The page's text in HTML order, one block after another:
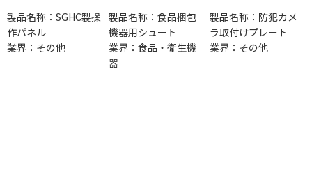
製品名称：SGHC製操
作パネル
業界：その他
製品名称：食品梱包
機器用シュート
業界：食品・衛生機
器
製品名称：防犯カメ
ラ取付けプレート
業界：その他